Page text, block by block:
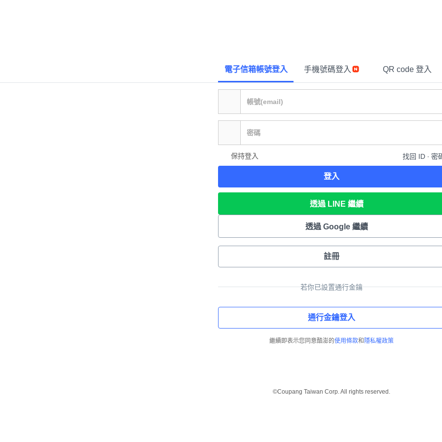
電子信箱帳號登入 手機號碼登入 QR code 登入
保持登入 找回 ID ∙ 密
登入
透過 LINE 繼續
透過 Google 繼續
註冊
若你已設置通行金鑰
通行金鑰登入
繼續即表示您同意酷澎的使用條款和 隱私權政策
©Coupang Taiwan Corp. All rights reserved.